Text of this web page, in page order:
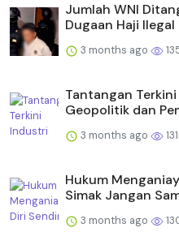
Jumlah WNI
Dugaan Haji Ilegal
3 months ago
Tantangan
Geopolitik dan
3 months ago 131
Hukum
Simak Jangan
3 months ago